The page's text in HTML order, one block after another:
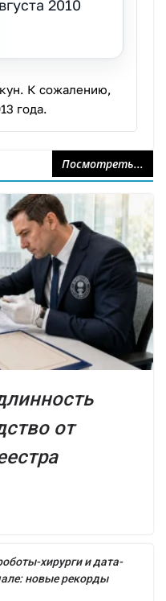
2010
К сожалению,
года.
Посмотреть...
от
хирурги и дата-
новые рекорды